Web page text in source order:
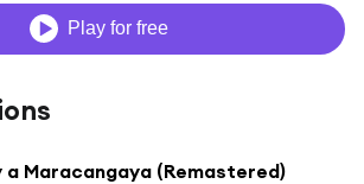
Play for free
a Maracangaya (Remastered)